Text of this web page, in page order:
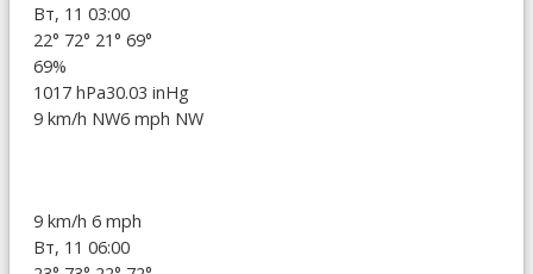
Вт, 11 03:00
22° 72° 21° 69°
69%
1017 hPa30.03 inHg
9 km/h NW6 mph NW
9 km/h 6 mph
Вт, 11 06:00